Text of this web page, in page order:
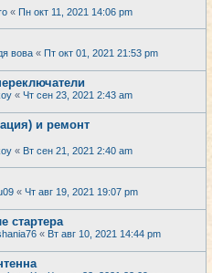
« Пн окт 11, 2021 14:06 pm
вова « Пт окт 01, 2021 21:53 pm
« Чт сен 23, 2021 2:43 am
и ремонт
« Вт сен 21, 2021 2:40 am
« Чт авг 19, 2021 19:07 pm
стартера
« Вт авг 10, 2021 14:44 pm